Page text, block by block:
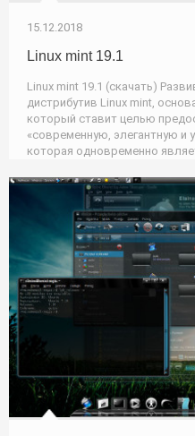
15.12.2018
Linux mint 19.1
Linux mint 19.1 (скачать)
дистрибутив Linux mint,
который ставит целью
«современную, элегантную и
которая одновременно